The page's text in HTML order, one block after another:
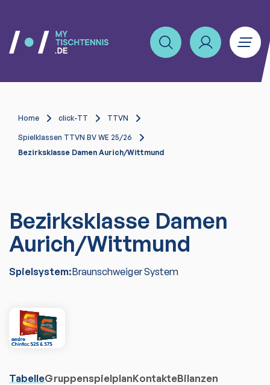
Home click-TT TTVN
Spielklassen TTVN BV WE 25/26
Bezirksklasse Damen Aurich/Wittmund
Bezirksklasse Damen
Aurich/Wittmund
Spielsystem:Braunschweiger System
TabelleGruppenspielplanKontakteBilanzen